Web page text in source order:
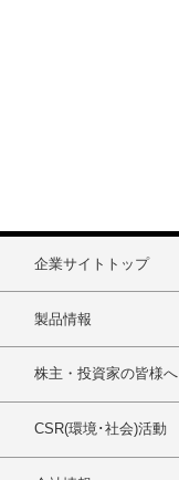
企業サイトトップ
製品情報
株主・投資家の皆様へ
CSR(環境･社会)活動